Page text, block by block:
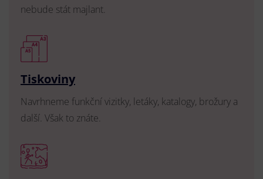
nebude stát majlant.
Tiskoviny
Navrhneme funkční vizitky, letáky, katalogy, brožury a
další. Však to znáte.